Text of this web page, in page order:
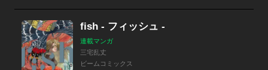
fish - フィッシュ -
連載マンガ
三宅乱丈
ビームコミックス